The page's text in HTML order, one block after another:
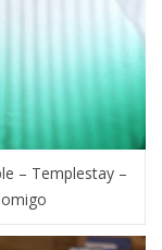
– Templestay –